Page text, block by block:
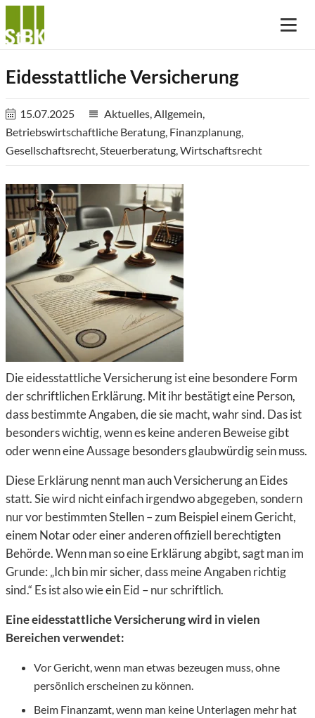
Eidesstattliche Versicherung
15.07.2025 reorder Aktuelles,Allgemein,
Betriebswirtschaftliche Beratung, Finanzplanung,
Gesellschaftsrecht,Steuerberatung,Wirtschaftsrecht
Die eidesstattliche Versicherung ist eine besondere Form
der schriftlichen Erklärung. Mit ihr bestätigt eine Person,
dass bestimmte Angaben, die sie macht, wahr sind. Das ist
besonders wichtig, wenn es keine anderen Beweise gibt
oder wenn eine Aussage besonders glaubwürdig sein muss.
Diese Erklärung nennt man auch Versicherung an Eides
statt. Sie wird nicht einfach irgendwo abgegeben, sondern
nur vor bestimmten Stellen – zum Beispiel einem Gericht,
einem Notar oder einer anderen offiziell berechtigten
Behörde. Wenn man so eine Erklärung abgibt, sagt man im
Grunde: „Ich bin mir sicher, dass meine Angaben richtig
sind.“ Es ist also wie ein Eid – nur schriftlich.
Eine eidesstattliche Versicherung wird in vielen
Bereichen verwendet:
Vor Gericht, wenn man etwas bezeugen muss, ohne
persönlich erscheinen zu können.
Beim Finanzamt, wenn man keine Unterlagen mehr hat